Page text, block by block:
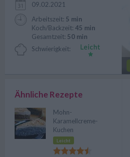
09.02.2021
Arbeitszeit: 5 min
Koch/Backzeit: 45 min
Gesamtzeit: 50 min
Schwierigkeit:
Ähnliche Rezepte
Mohn-
Karamellcreme-
Kuchen
Leicht